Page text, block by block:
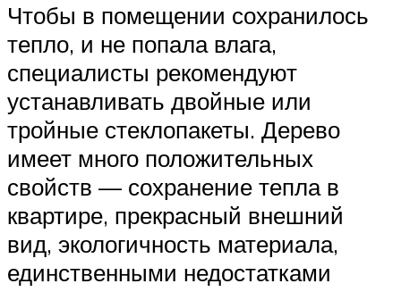
Чтобы в помещении сохранилось
тепло, и не попала влага,
специалисты рекомендуют
устанавливать двойные или
тройные стеклопакеты. Дерево
имеет много положительных
свойств — сохранение тепла в
квартире, прекрасный внешний
вид, экологичность материала,
единственными недостатками